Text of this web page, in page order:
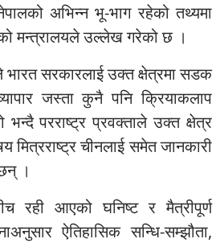
अभिन्न भू-भाग रहेको तथ्यमा
मन्त्रालयले उल्लेख गरेको छ ।
सरकारलाई उक्त क्षेत्रमा सडक
व्यापार जस्ता कुनै पनि क्रियाकलाप
परराष्ट्र प्रवक्ताले उक्त क्षेत्र
मित्रराष्ट्र चीनलाई समेत जानकारी
।
रही आएको घनिष्ट र मैत्रीपूर्ण
ऐतिहासिक सन्धि-सम्झौता,